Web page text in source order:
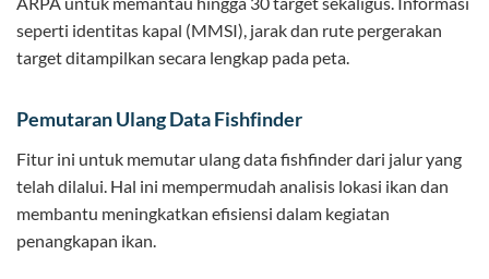
seperti identitas kapal (MMSI), jarak dan rute pergerakan
target ditampilkan secara lengkap pada peta.
Pemutaran Ulang Data Fishfinder
Fitur ini untuk memutar ulang data fishfinder dari jalur yang
telah dilalui. Hal ini mempermudah analisis lokasi ikan dan
membantu meningkatkan efisiensi dalam kegiatan
penangkapan ikan.